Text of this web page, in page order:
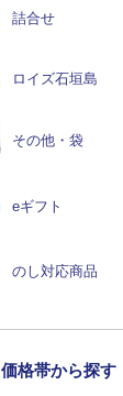
詰合せ
ロイズ石垣島
その他・袋
eギフト
のし対応商品
価格帯から探す